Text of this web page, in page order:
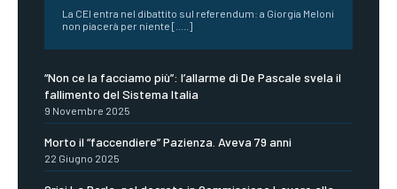
La CEI entra nel dibattito sul referendum: a Giorgia Meloni
non piacerà per niente [.....]
“Non ce la facciamo più”: l’allarme di De Pascale svela il
fallimento del Sistema Italia
9 Novembre 2025
Morto il “faccendiere” Pazienza. Aveva 79 anni
22 Giugno 2025